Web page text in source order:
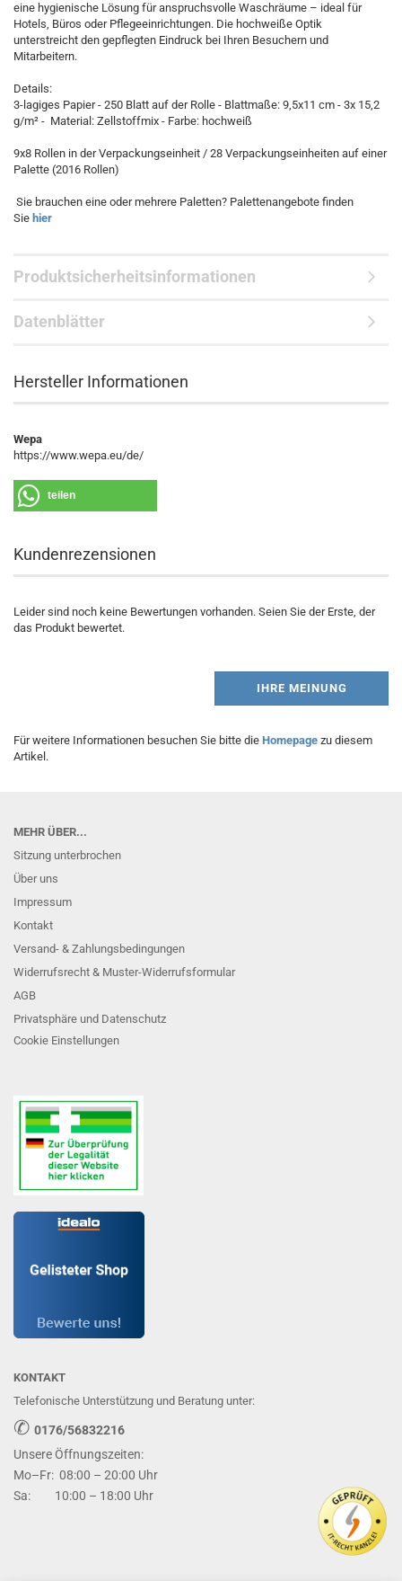
eine hygienische Lösung für anspruchsvolle Waschräume – ideal für
Hotels, Büros oder Pflegeeinrichtungen. Die hochweiße Optik
unterstreicht den gepflegten Eindruck bei Ihren Besuchern und
Mitarbeitern.
Details:
3-lagiges Papier - 250 Blatt auf der Rolle - Blattmaße: 9,5x11 cm - 3x 15,2
g/m² - Material: Zellstoffmix - Farbe: hochweiß
9x8 Rollen in der Verpackungseinheit / 28 Verpackungseinheiten auf einer
Palette (2016 Rollen)
Sie brauchen eine oder mehrere Paletten? Palettenangebote finden
Sie hier
Produktsicherheitsinformationen
Datenblätter
Hersteller Informationen
Wepa
https://www.wepa.eu/de/
teilen
Kundenrezensionen
Leider sind noch keine Bewertungen vorhanden. Seien Sie der Erste, der
das Produkt bewertet.
IHRE MEINUNG
Für weitere Informationen besuchen Sie bitte die Homepage zu diesem
Artikel.
MEHR ÜBER...
Sitzung unterbrochen
Über uns
Impressum
Kontakt
Versand- & Zahlungsbedingungen
Widerrufsrecht & Muster-Widerrufsformular
AGB
Privatsphäre und Datenschutz
Cookie Einstellungen
KONTAKT
Telefonische Unterstützung und Beratung unter:
✆ 0176/56832216
Unsere Öffnungszeiten:
Mo–Fr: 08:00 – 20:00 Uhr
Sa: 10:00 – 18:00 Uhr